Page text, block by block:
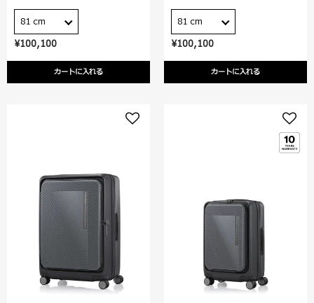
¥100,100
カートに入れる
81 cm
¥100,100
カートに入れる
81 cm